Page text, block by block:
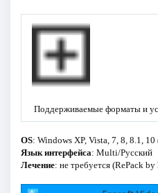
Поддерживаемые форматы и
OS: Windows XP, Vista, 7, 8, 8.1,
Язык интерфейса: Multi/Русский
Лечение: не требуется (RePack by